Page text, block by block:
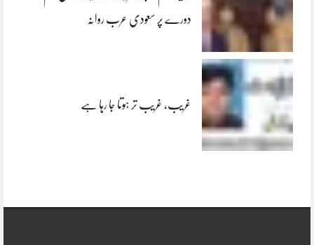
دورے پر سعودی عرب روانہ
غریب، غریب تر ہوتا جا رہا ہے